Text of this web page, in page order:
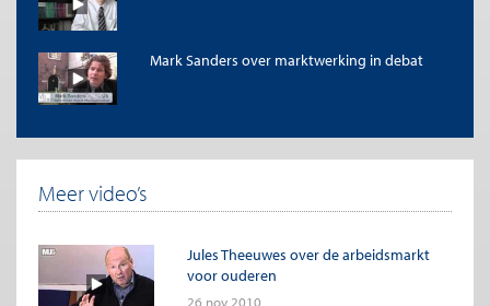
Mark Sanders over marktwerking in debat
Meer video’s
Jules Theeuwes over de arbeidsmarkt
voor ouderen
26 nov 2010